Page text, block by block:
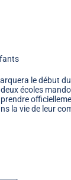
le début
écoles
la vie de leur